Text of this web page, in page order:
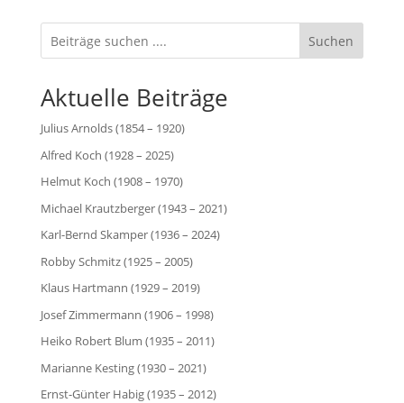
Suchen
Aktuelle Beiträge
Julius Arnolds (1854 – 1920)
Alfred Koch (1928 – 2025)
Helmut Koch (1908 – 1970)
Michael Krautzberger (1943 – 2021)
Karl-Bernd Skamper (1936 – 2024)
Robby Schmitz (1925 – 2005)
Klaus Hartmann (1929 – 2019)
Josef Zimmermann (1906 – 1998)
Heiko Robert Blum (1935 – 2011)
Marianne Kesting (1930 – 2021)
Ernst-Günter Habig (1935 – 2012)